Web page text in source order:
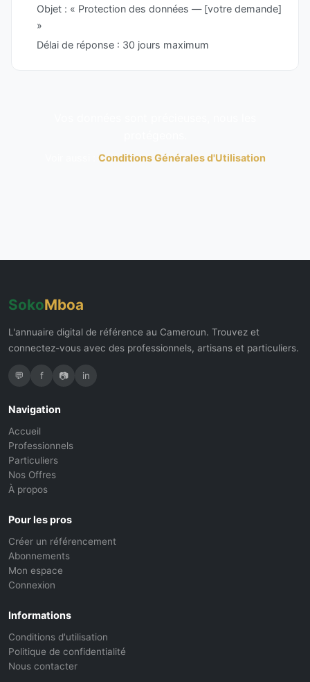
Objet : « Protection des données — [votre demande]
»
Délai de réponse : 30 jours maximum
Conditions Générales d'Utilisation
SokoMboa
L'annuaire digital de référence au Cameroun. Trouvez et
connectez-vous avec des professionnels, artisans et particuliers.
💬 f 📷 in
Navigation
Accueil
Professionnels
Particuliers
Nos Offres
À propos
Pour les pros
Créer un référencement
Abonnements
Mon espace
Connexion
Informations
Conditions d'utilisation
Politique de confidentialité
Nous contacter